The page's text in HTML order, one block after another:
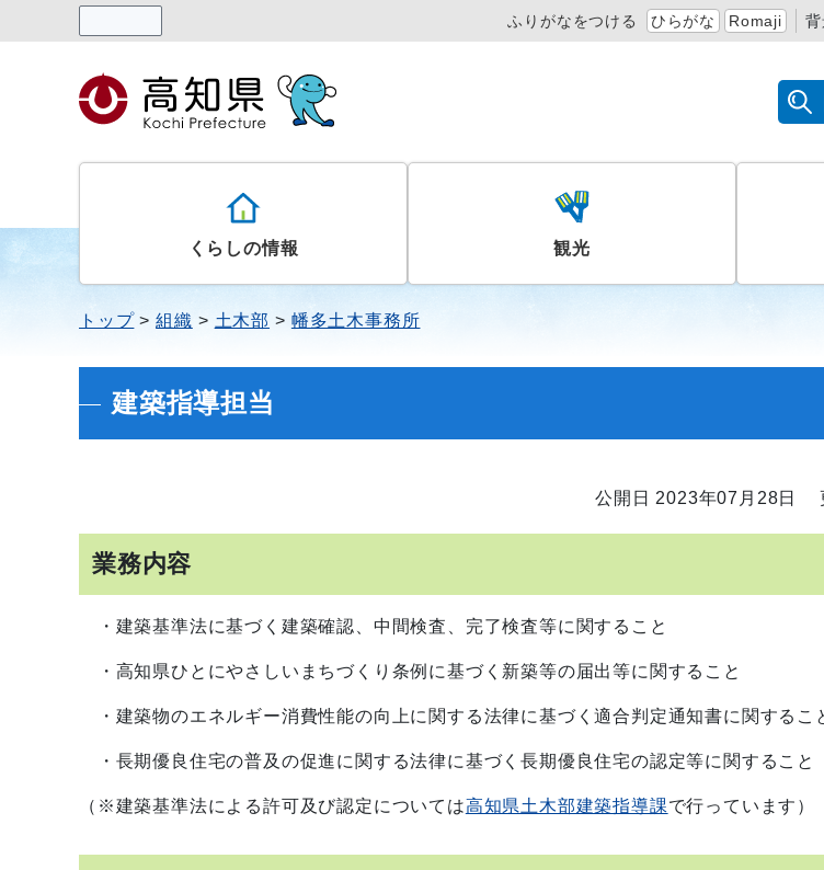
ふりがなをつける ひらがな Romaji
くらしの情報 観光
トップ 組織 土木部 幡多土木事務所
建築指導担当
公開日 2023年07月28日
業務内容
・建築基準法に基づく建築確認、中間検査、完了検査等に関すること
・高知県ひとにやさしいまちづくり条例に基づく新築等の届出等に関すること
・建築物のエネルギー消費性能の向上に関する法律に基づく適合判定通知書に関するこ
・長期優良住宅の普及の促進に関する法律に基づく長期優良住宅の認定等に関するこ
（※建築基準法による許可及び認定については高知県土木部建築指導課で行っています）